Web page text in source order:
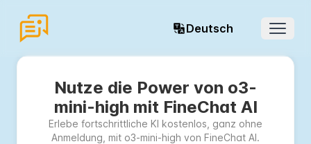
Deutsch
Open
Nutze die Power von o3-
mini-high mit FineChat AI
Erlebe fortschrittliche KI kostenlos, ganz ohne
Anmeldung, mit o3-mini-high von FineChat AI.